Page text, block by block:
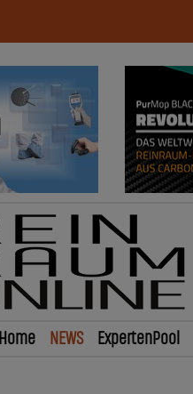
Home NEWS ExpertenPool